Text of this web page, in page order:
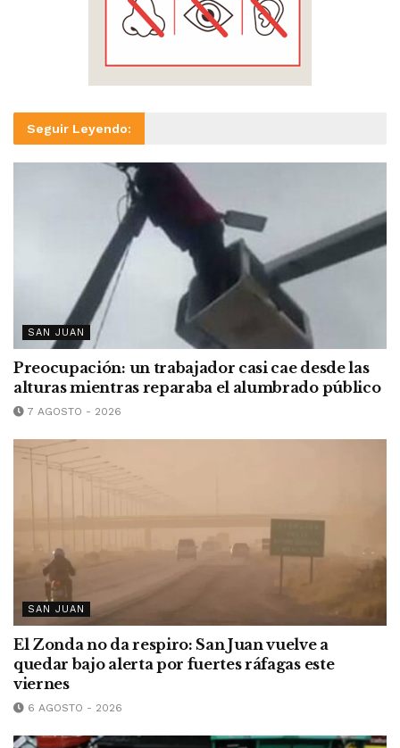
Seguir Leyendo:
SAN JUAN
Preocupación: un trabajador casi cae desde las
alturas mientras reparaba el alumbrado público
7 AGOSTO - 2026
SAN JUAN
El Zonda no da respiro: San Juan vuelve a
quedar bajo alerta por fuertes ráfagas este
viernes
6 AGOSTO - 2026